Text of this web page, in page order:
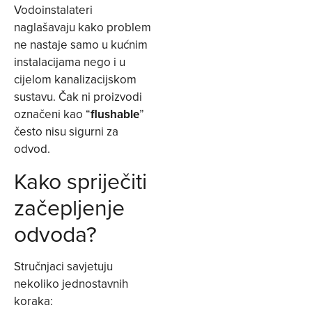
Vodoinstalateri
naglašavaju kako problem
ne nastaje samo u kućnim
instalacijama nego i u
cijelom kanalizacijskom
sustavu. Čak ni proizvodi
označeni kao “flushable”
često nisu sigurni za
odvod.
Kako spriječiti
začepljenje
odvoda?
Stručnjaci savjetuju
nekoliko jednostavnih
koraka: